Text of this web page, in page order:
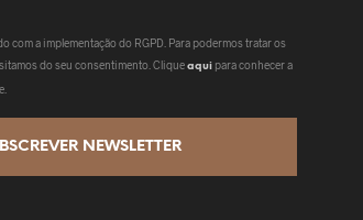
com a implementação do RGPD. Para podermos tratar os
do seu consentimento. Cliqueaqui para conhecer a